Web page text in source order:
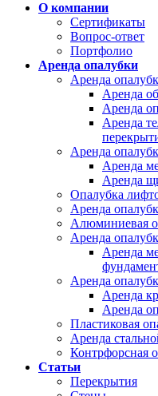
О компании
Сертификаты
Вопрос-ответ
Портфолио
Аренда опалубки
Аренда
Аренда
Аренда
Аренда
Аренда
Аренда
Аренда
Опалубка
Аренда
Алюминиевая
Аренда
Аренда
Аренда
Аренда
Аренда
Пластиковая
Аренда
Контрфорсная
Статьи
Перекрытия